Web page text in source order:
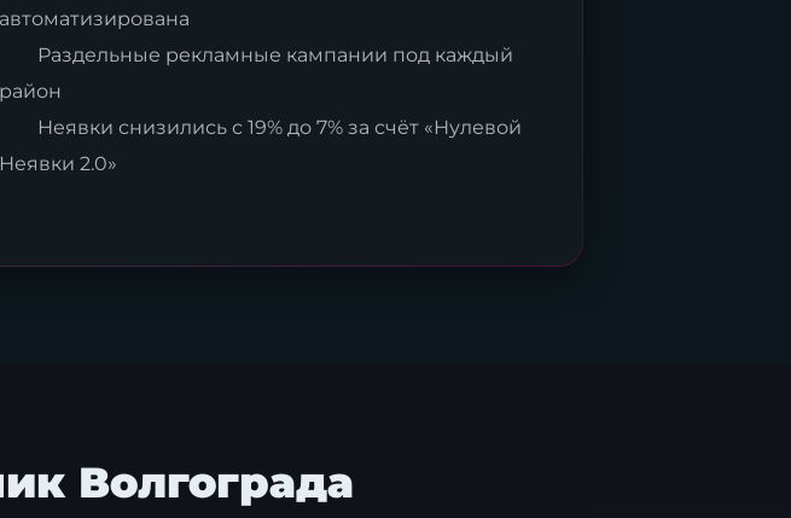
автоматизирована
Раздельные рекламные кампании под каждый
район
Неявки снизились с 19% до 7% за счёт «Нулевой
Неявки 2.0»
Волгограда